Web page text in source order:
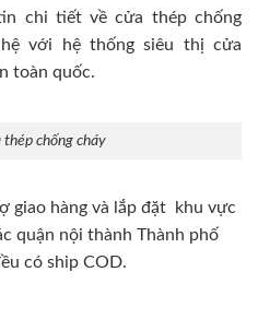
chi tiết về cửa thép chống
với hệ thống siêu thị cửa
toàn quốc.
chống cháy
giao hàng và lắp đặt khu vực
quận nội thành Thành phố
có ship COD.